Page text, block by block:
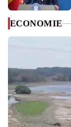
ECONOMIE